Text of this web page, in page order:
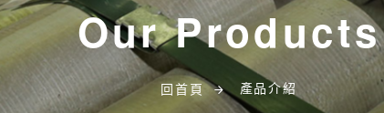
Our Products
回首頁 產品介紹